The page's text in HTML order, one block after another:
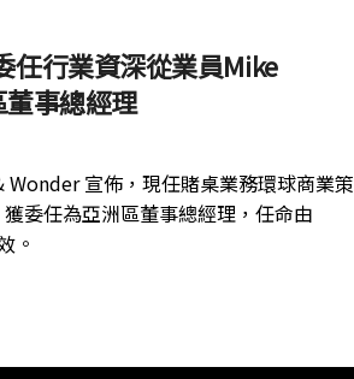
任行業資深從業員Mike
事總經理
宣佈，現任賭桌業務環球商業策
委任為亞洲區董事總經理，任命由
。